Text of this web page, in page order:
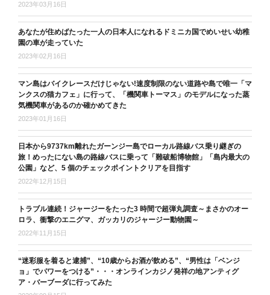
2023年03月16日
あなたが住めばたった一人の日本人になれるドミニカ国でめいせい幼稚
園の車が走っていた
2023年02月16日
マン島はバイクレースだけじゃない!速度制限のない道路や島で唯一「マ
ンクスの猫カフェ」に行って、「機関車トーマス」のモデルになった蒸
気機関車があるのか確かめてきた
2023年01月16日
日本から9737km離れたガーンジー島でローカル路線バス乗り継ぎの
旅！めったにない島の路線バスに乗って「難破船博物館」「島内最大の
公園」など、5 個のチェックポイントクリアを目指す
2022年12月15日
トラブル連続！ジャージーをたった3 時間で超弾丸調査～まさかのオー
ロラ、衝撃のエニグマ、ガッカリのジャージー動物園～
2022年11月15日
“迷彩服を着ると逮捕”、“10歳からお酒が飲める”、“男性は「ベンジ
ョ」でパワーをつける”・・・オンラインカジノ発祥の地アンティグ
ア・バーブーダに行ってみた